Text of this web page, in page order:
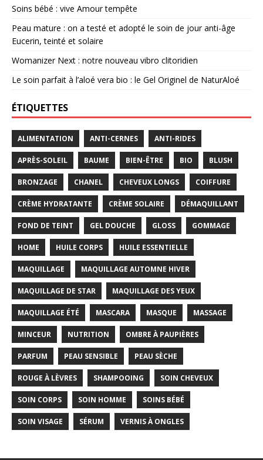
Soins bébé : vive Amour tempête
Peau mature : on a testé et adopté le soin de jour anti-âge
Eucerin, teinté et solaire
Womanizer Next : notre nouveau vibro clitoridien
Le soin parfait à l’aloé vera bio : le Gel Originel de NaturAloé
ÉTIQUETTES
ALIMENTATION ANTI-CERNES ANTI-RIDES
APRÈS-SOLEIL BAUME BIEN-ÊTRE BIO BLUSH
BRONZAGE CHANEL CHEVEUX LONGS COIFFURE
CRÈME HYDRATANTE CRÈME SOLAIRE DÉMAQUILLANT
FOND DE TEINT GEL DOUCHE GLOSS GOMMAGE
HOME HUILE CORPS HUILE ESSENTIELLE
MAQUILLAGE MAQUILLAGE AUTOMNE HIVER
MAQUILLAGE DE STAR MAQUILLAGE DES YEUX
MAQUILLAGE ÉTÉ MASCARA MASQUE MASSAGE
MINCEUR NUTRITION OMBRE À PAUPIÈRES
PARFUM PEAU SENSIBLE PEAU SÈCHE
ROUGE À LÈVRES SHAMPOOING SOIN CHEVEUX
SOIN CORPS SOIN HOMME SOINS BÉBÉ
SOIN VISAGE SÉRUM VERNIS À ONGLES